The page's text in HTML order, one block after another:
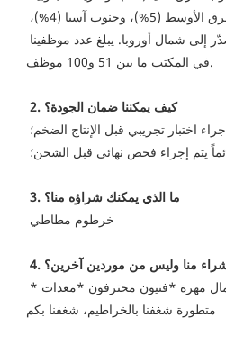
في المكتب ما بين 51 و100 موظف.
2. كيف يمكننا ضمان الجودة؟
اختبار تجريبي قبل الإنتاج الضخم؛
يتم إجراء فحص نهائي قبل الشحن؛
3. ما الذي يمكنك شراؤه منا؟
خرطوم مطاطي
منا وليس من موردين آخرين؟
متطورة شغفنا بالخراطيم، شغفنا بكم